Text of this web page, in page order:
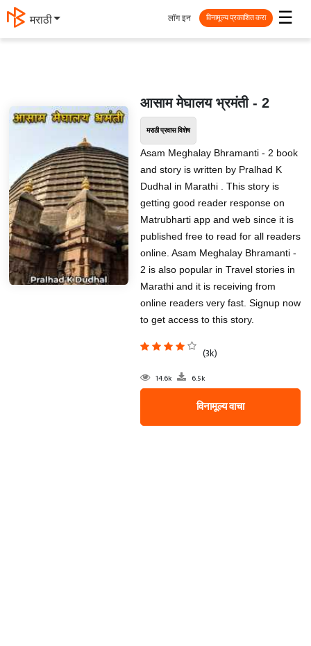
मराठी ☰
लॉग इन विनामूल्य प्रकाशित करा
आसाम मेघालय भ्रमंती - 2
मराठी प्रवास विशेष
Asam Meghalay Bhramanti - 2 book
and story is written by Pralhad K
Dudhal in Marathi . This story is
getting good reader response on
Matrubharti app and web since it is
published free to read for all readers
online. Asam Meghalay Bhramanti -
2 is also popular in Travel stories in
Marathi and it is receiving from
online readers very fast. Signup now
to get access to this story.
(3k)
14.6k 6.5k
विनामूल्य वाचा